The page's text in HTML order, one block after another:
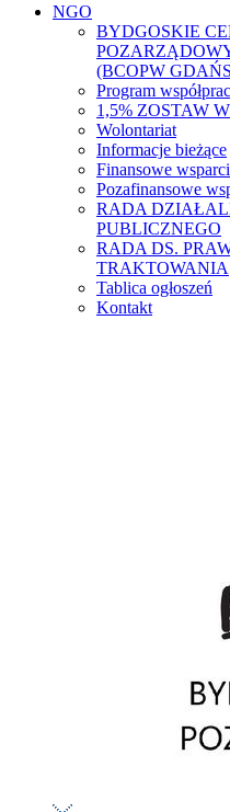
NGO
BYDGOSKIE
(BCOPW
Program
1,5% ZOSTAW
Wolontariat
Informacje bieżące
Finansowe
Pozafinansowe
RADA
PUBLICZNEGO
RADA DS.
TRAKTOWANIA
Tablica ogłoszeń
Kontakt